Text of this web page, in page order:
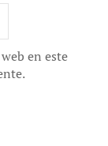
en este